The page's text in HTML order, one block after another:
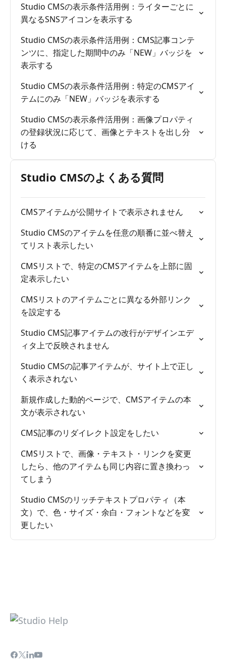
Studio CMSの表示条件活用例：ライターごとに
異なるSNSアイコンを表示する
Studio CMSの表示条件活用例：CMS記事コンテ
ンツに、指定した期間中のみ「NEW」バッジを
表示する
Studio CMSの表示条件活用例：特定のCMSアイ
テムにのみ「NEW」バッジを表示する
Studio CMSの表示条件活用例：画像プロパティ
の登録状況に応じて、画像とテキストを出し分
ける
Studio CMSのよくある質問
CMSアイテムが公開サイトで表示されません
Studio CMSのアイテムを任意の順番に並べ替え
てリスト表示したい
CMSリストで、特定のCMSアイテムを上部に固
定表示したい
CMSリストのアイテムごとに異なる外部リンク
を設定する
Studio CMS記事アイテムの改行がデザインエデ
ィタ上で反映されません
Studio CMSの記事アイテムが、サイト上で正し
く表示されない
新規作成した動的ページで、CMSアイテムの本
文が表示されない
CMS記事のリダイレクト設定をしたい
CMSリストで、画像・テキスト・リンクを変更
したら、他のアイテムも同じ内容に置き換わっ
てしまう
Studio CMSのリッチテキストプロパティ（本
文）で、色・サイズ・余白・フォントなどを変
更したい